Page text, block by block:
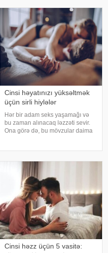
qədər insanların böyük maraq
göstərdiyi afrodiziak vasitələr nə
üçündür
Cinsi həyatınızı yüksəltmək
üçün sirli hiylələr
Hər bir adam seks yaşamağı və
bu zaman alınacaq ləzzəti sevir.
Ona görə də, bu mövzular daima
dünyasında uçmaq, hər hüceyrəsi
ilə zövq
Cinsi həzz üçün 5 vasitə: